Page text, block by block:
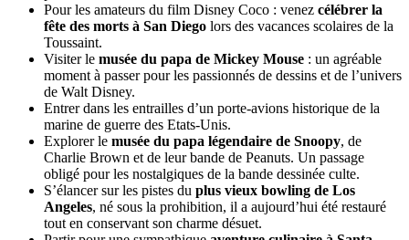
Pour les amateurs du film Disney Coco : venez célébrer la
fête des morts à San Diego lors des vacances scolaires de la
Toussaint.
Visiter le musée du papa de Mickey Mouse : un agréable
moment à passer pour les passionnés de dessins et de l’univers
de Walt Disney.
Entrer dans les entrailles d’un porte-avions historique de la
marine de guerre des Etats-Unis.
Explorer le musée du papa légendaire de Snoopy, de
Charlie Brown et de leur bande de Peanuts. Un passage
obligé pour les nostalgiques de la bande dessinée culte.
S’élancer sur les pistes du plus vieux bowling de Los
Angeles, né sous la prohibition, il a aujourd’hui été restauré
tout en conservant son charme désuet.